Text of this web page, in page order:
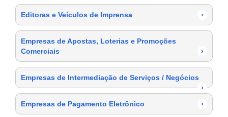
Editoras e Veículos de Imprensa ›
Empresas de Apostas, Loterias e Promoções
Comerciais
›
Empresas de Intermediação de Serviços / Negócios
›
Empresas de Pagamento Eletrônico
›